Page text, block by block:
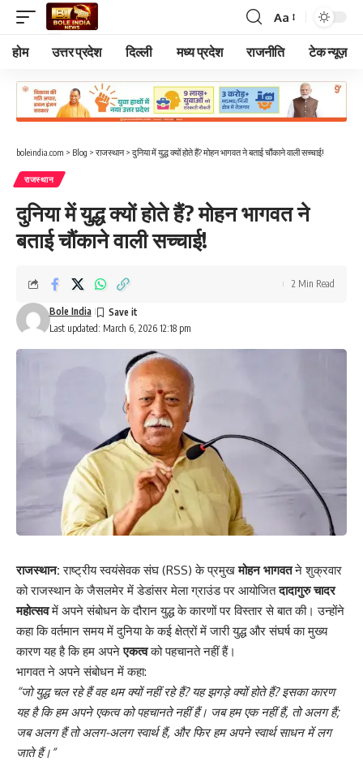
Font
Resizer
Aa
होम उत्तर प्रदेश दिल्ली मध्य प्रदेश राजनीति टेक न्यूज़
boleindia.com > Blog > राजस्थान> दुनिया में युद्ध क्यों होते हैं? मोहन भागवत ने बताई चौंकाने वाली सच्चाई!
राजस्थान
दुनिया में युद्ध क्यों होते हैं? मोहन भागवत ने
बताई चौंकाने वाली सच्चाई!
Last updated: March 6, 2026 12:18 pm
Bole India
2 Min Read
राजस्थान: राष्ट्रीय स्वयंसेवक संघ (RSS) के प्रमुखमोहन भागवतने शुक्रवार
को राजस्थान के जैसलमेर में डेडांसर मेला ग्राउंड पर आयोजितदादागुरु चादर
महोत्सवमें अपने संबोधन के दौरान युद्ध के कारणों पर विस्तार से बात की। उन्होंने
कहा कि वर्तमान समय में दुनिया के कई क्षेत्रों में जारी युद्ध और संघर्ष का मुख्य
कारण यह है कि हम अपनेएकत्वको पहचानते नहीं हैं।
भागवत ने अपने संबोधन में कहा:
“जो युद्ध चल रहे हैं वह थम क्यों नहीं रहे हैं? यह झगड़े क्यों होते हैं? इसका कारण
यह है कि हम अपने एकत्व को पहचानते नहीं हैं। जब हम एक नहीं हैं, तो अलग हैं;
जब अलग हैं तो अलग-अलग स्वार्थ हैं, और फिर हम अपने स्वार्थ साधन में लग
जाते हैं।”